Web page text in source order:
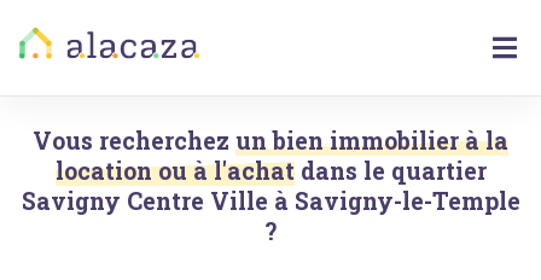
Vous recherchez un bien immobilier à la
location ou à l'achat dans le quartier
Savigny Centre Ville à Savigny-le-Temple
?